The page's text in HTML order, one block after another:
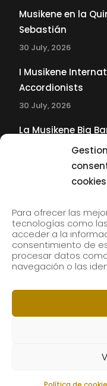
cookies
Para ofrecer las
tecnologías como
acceder a la
consentimiento de
procesar datos
navegación o las
Musikene en la
Sebastián
30 July, 2026
I Musikene
Accordionists
30 July, 2026
La Musikene Big
Tolliver en el 61
Subscribe to our
email.